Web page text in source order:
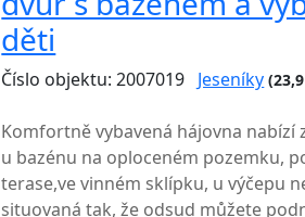
děti
Číslo objektu: 2007019 Jeseníky
Komfortně vybavená hájovna
u bazénu na oploceném pozemku,
terase,ve vinném sklípku, u výčepu
situovaná tak, že odsud můžete